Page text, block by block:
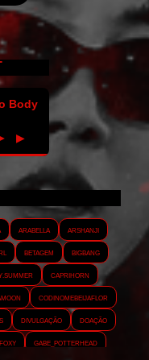
Body
▶
Arabella
Arshanji
Betagem
Bigbang
Caprihorn
Codinomebeijaflor
Divulgação
Doação
Foxy
Gabe_Potterhead